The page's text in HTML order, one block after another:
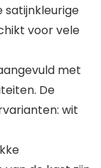
satijnkleurige
voor vele
met
De
wit